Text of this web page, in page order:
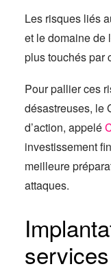
Les risques liés
et le domaine de
plus touchés par
Pour pallier ces
désastreuses, le
d’action, appelé
investissement
meilleure
attaques.